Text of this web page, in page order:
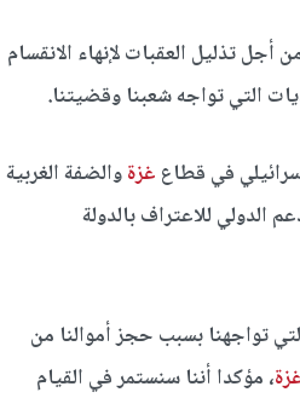
تذليل العقبات لإنهاء الانقسام
التي تواجه شعبنا وقضيتنا.
في قطاع غزةوالضفة الغربية
للاعتراف بالدولة
تواجهنا بسبب حجز أموالنا من
، مؤكدا أننا سنستمر في القيام